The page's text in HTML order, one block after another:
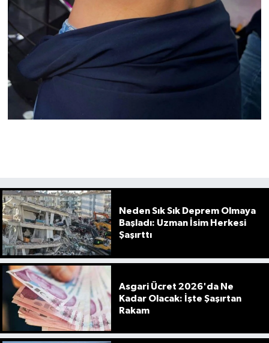
Neden Sık Sık Deprem Olmaya
Başladı: Uzman İsim Herkesi
Şaşırttı
Asgari Ücret 2026'da Ne
Kadar Olacak: İşte Şaşırtan
Rakam